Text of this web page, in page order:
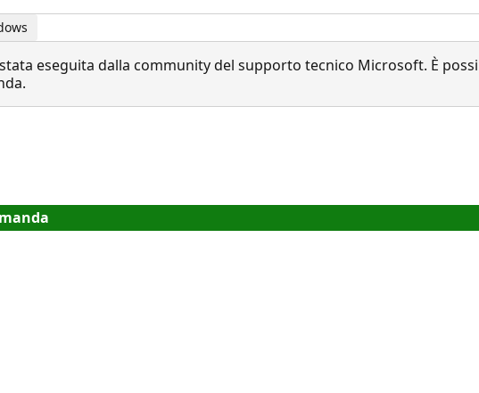
eseguita dalla community del supporto tecnico Microsoft. È